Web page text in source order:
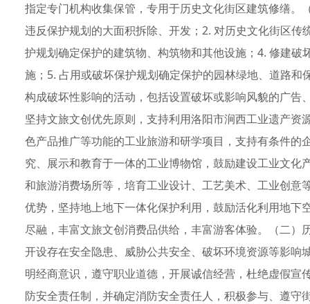
指定专门机构收集保管，专用于历史文化街区建筑修缮
违反保护规划的大面积拆除、开发；2. 对历史文化街区
护规划确定保护的建筑物、构筑物和其他设施；4. 修建
施；5. 占用或破坏保护规划确定保护的园林绿地、道路
构成破坏性影响的活动，包括设置破坏或影响风貌的广
坚持文旅文创优先原则，支持利用洛阳市涧西工业遗产
色产品推广等功能的工业旅游和研学项目，支持有条件
究、展示和教育于一体的工业博物馆，鼓励建设工业文
和旅游消费场所等，培育工业设计、工艺美术、工业创
优势，坚持地上地下一体化保护利用，鼓励活化利用地
尽融，丰富文旅文创消费品供给，丰富游客体验。（二
开设存在安全隐患、威胁公共安全、破坏环境资源等影
明经商意识，遵守职业道德，开展诚信经营，杜绝虚假
防安全责任制，并确定消防安全责任人，积极参与、遵